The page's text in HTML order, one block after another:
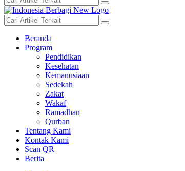
Beranda
Program
Pendidikan
Kesehatan
Kemanusiaan
Sedekah
Zakat
Wakaf
Ramadhan
Qurban
Tentang Kami
Kontak Kami
Scan QR
Berita